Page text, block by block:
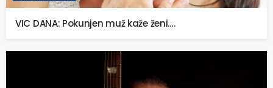
VIC DANA: Pokunjen muž kaže ženi….